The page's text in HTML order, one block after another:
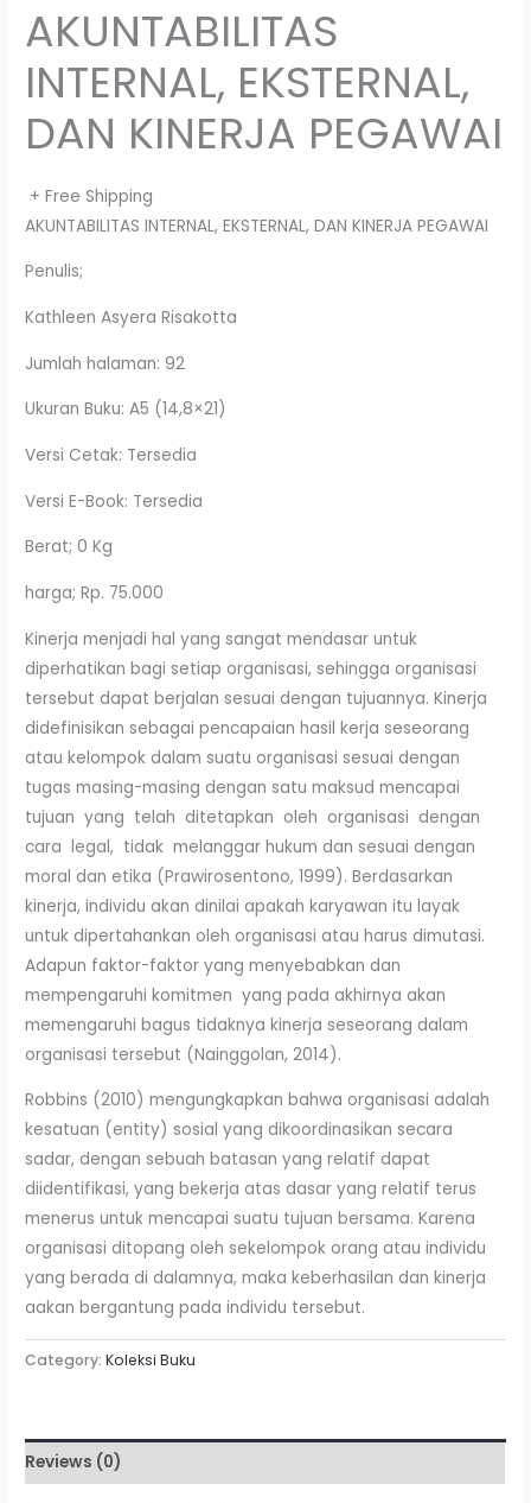
AKUNTABILITAS
INTERNAL, EKSTERNAL,
DAN KINERJA PEGAWAI
+ Free Shipping
AKUNTABILITAS INTERNAL, EKSTERNAL, DAN KINERJA PEGAWAI
Penulis;
Kathleen Asyera Risakotta
Jumlah halaman: 92
Ukuran Buku: A5 (14,8×21)
Versi Cetak: Tersedia
Versi E-Book: Tersedia
Berat; 0 Kg
harga; Rp. 75.000
Kinerja menjadi hal yang sangat mendasar untuk
diperhatikan bagi setiap organisasi, sehingga organisasi
tersebut dapat berjalan sesuai dengan tujuannya. Kinerja
didefinisikan sebagai pencapaian hasil kerja seseorang
atau kelompok dalam suatu organisasi sesuai dengan
tugas masing-masing dengan satu maksud mencapai
tujuan yang telah ditetapkan oleh organisasi dengan
cara legal, tidak melanggar hukum dan sesuai dengan
moral dan etika (Prawirosentono, 1999). Berdasarkan
kinerja, individu akan dinilai apakah karyawan itu layak
untuk dipertahankan oleh organisasi atau harus dimutasi.
Adapun faktor-faktor yang menyebabkan dan
mempengaruhi komitmen yang pada akhirnya akan
memengaruhi bagus tidaknya kinerja seseorang dalam
organisasi tersebut (Nainggolan, 2014).
Robbins (2010) mengungkapkan bahwa organisasi adalah
kesatuan (entity) sosial yang dikoordinasikan secara
sadar, dengan sebuah batasan yang relatif dapat
diidentifikasi, yang bekerja atas dasar yang relatif terus
menerus untuk mencapai suatu tujuan bersama. Karena
organisasi ditopang oleh sekelompok orang atau individu
yang berada di dalamnya, maka keberhasilan dan kinerja
aakan bergantung pada individu tersebut.
Category:Koleksi Buku
Reviews (0)